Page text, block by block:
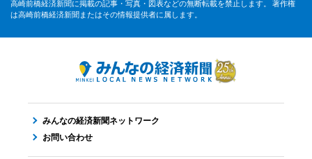
高崎前橋経済新聞に掲載の記事・写真・図表などの無断転載を禁止します。 著作権
は高崎前橋経済新聞またはその情報提供者に属します。
みんなの経済新聞ネットワーク
お問い合わせ